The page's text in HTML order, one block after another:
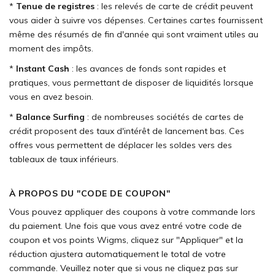
* Tenue de registres : les relevés de carte de crédit peuvent
vous aider à suivre vos dépenses. Certaines cartes fournissent
même des résumés de fin d'année qui sont vraiment utiles au
moment des impôts.
* Instant Cash : les avances de fonds sont rapides et
pratiques, vous permettant de disposer de liquidités lorsque
vous en avez besoin.
* Balance Surfing : de nombreuses sociétés de cartes de
crédit proposent des taux d'intérêt de lancement bas. Ces
offres vous permettent de déplacer les soldes vers des
tableaux de taux inférieurs.
À PROPOS DU "CODE DE COUPON"
Vous pouvez appliquer des coupons à votre commande lors
du paiement. Une fois que vous avez entré votre code de
coupon et vos points Wigms, cliquez sur "Appliquer" et la
réduction ajustera automatiquement le total de votre
commande. Veuillez noter que si vous ne cliquez pas sur